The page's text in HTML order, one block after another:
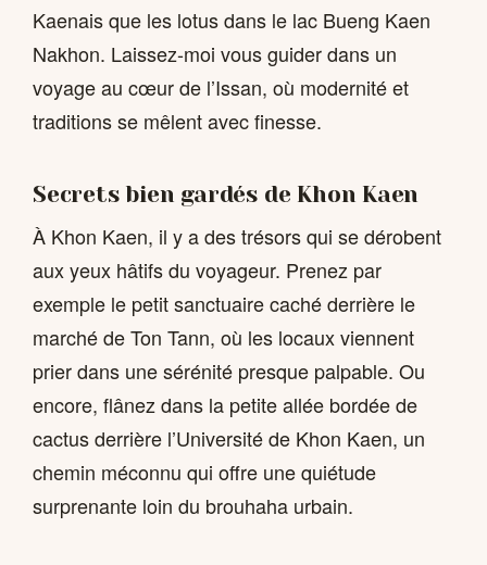
Kaenais que les lotus dans le lac Bueng Kaen
Nakhon. Laissez-moi vous guider dans un
voyage au cœur de l’Issan, où modernité et
traditions se mêlent avec finesse.
Secrets bien gardés de Khon Kaen
À Khon Kaen, il y a des trésors qui se dérobent
aux yeux hâtifs du voyageur. Prenez par
exemple le petit sanctuaire caché derrière le
marché de Ton Tann, où les locaux viennent
prier dans une sérénité presque palpable. Ou
encore, flânez dans la petite allée bordée de
cactus derrière l’Université de Khon Kaen, un
chemin méconnu qui offre une quiétude
surprenante loin du brouhaha urbain.